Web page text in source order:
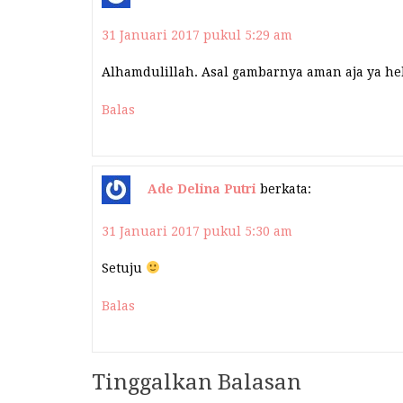
31 Januari 2017 pukul 5:29 am
Alhamdulillah. Asal gambarnya aman aja ya
Balas
Ade Delina Putri berkata:
31 Januari 2017 pukul 5:30 am
Setuju
Balas
Tinggalkan Balasan